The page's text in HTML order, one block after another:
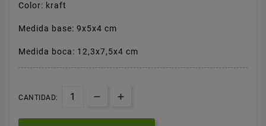
Color: kraft
Medida base: 9x5x4 cm
Medida boca: 12,3x7,5x4 cm
CANTIDAD: